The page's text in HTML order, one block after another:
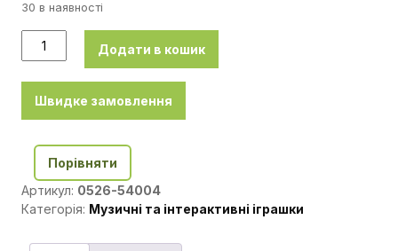
30 в наявності
Додати в кошик
Швидке замовлення
Порівняти
Артикул: 0526-54004
Категорія: Музичні та інтерактивні іграшки